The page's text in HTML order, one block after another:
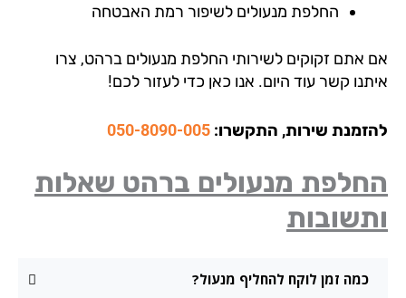
החלפת מנעולים לשיפור רמת האבטחה
אתם זקוקים לשירותי החלפת מנעולים ברהט, צרו
קשר עוד היום. אנו כאן כדי לעזור לכם!
שירות, התקשרו:050-8090-005
מנעולים ברהט שאלות
כמה זמן לוקח להחליף מנעול?